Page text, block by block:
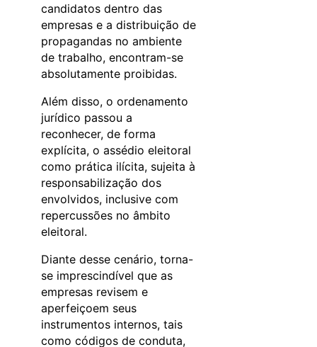
candidatos dentro das
empresas e a distribuição de
propagandas no ambiente
de trabalho, encontram-se
absolutamente proibidas.
Além disso, o ordenamento
jurídico passou a
reconhecer, de forma
explícita, o assédio eleitoral
como prática ilícita, sujeita à
responsabilização dos
envolvidos, inclusive com
repercussões no âmbito
eleitoral.
Diante desse cenário, torna-
se imprescindível que as
empresas revisem e
aperfeiçoem seus
instrumentos internos, tais
como códigos de conduta,